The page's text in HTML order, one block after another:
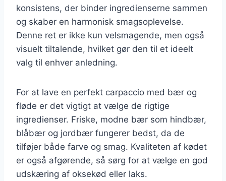
konsistens, der binder ingredienserne sammen
og skaber en harmonisk smagsoplevelse.
Denne ret er ikke kun velsmagende, men også
visuelt tiltalende, hvilket gør den til et ideelt
valg til enhver anledning.
For at lave en perfekt carpaccio med bær og
fløde er det vigtigt at vælge de rigtige
ingredienser. Friske, modne bær som hindbær,
blåbær og jordbær fungerer bedst, da de
tilføjer både farve og smag. Kvaliteten af kødet
er også afgørende, så sørg for at vælge en god
udskæring af oksekød eller laks.